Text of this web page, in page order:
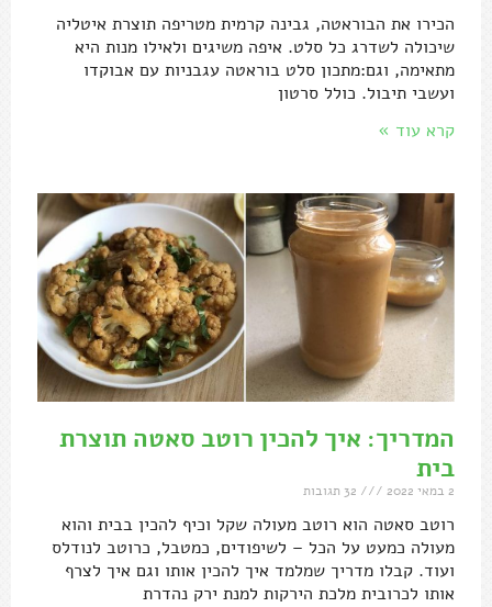
הכירו את הבוראטה, גבינה קרמית מטריפה תוצרת איטליה
שיכולה לשדרג כל סלט. איפה משיגים ולאילו מנות היא
מתאימה, וגם:מתכון סלט בוראטה עגבניות עם אבוקדו
ועשבי תיבול. כולל סרטון
קרא עוד »
המדריך: איך להכין רוטב סאטה תוצרת
בית
2 במאי 2022
רוטב סאטה הוא רוטב מעולה שקל וכיף להכין בבית והוא
מעולה כמעט על הכל – לשיפודים, כמטבל, כרוטב לנודלס
ועוד. קבלו מדריך שמלמד איך להכין אותו וגם איך לצרף
אותו לכרובית מלכת הירקות למנת ירק נהדרת